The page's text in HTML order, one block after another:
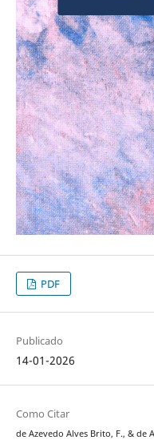
PDF
Publicado
14-01-2026
Como Citar
de Azevedo Alves Brito, F., & de